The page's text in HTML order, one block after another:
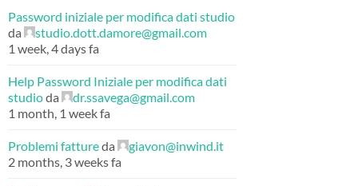
Password iniziale per modifica dati studio
da
studio.dott.damore@gmail.com
1 week, 4 days fa
Help Password Iniziale per modifica dati
studioda
dr.ssavega@gmail.com
1 month, 1 week fa
Problemi fattureda
giavon@inwind.it
2 months, 3 weeks fa